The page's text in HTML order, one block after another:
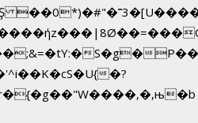
S�g�
�?